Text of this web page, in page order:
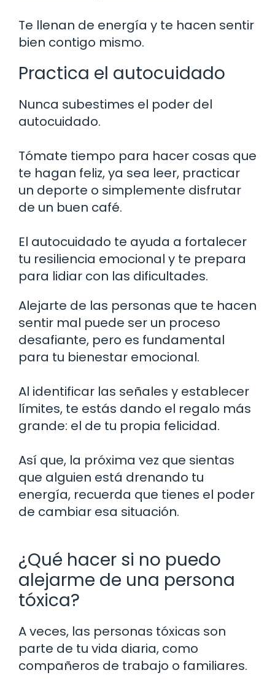
Te llenan de energía y te hacen sentir
bien contigo mismo.
Practica el autocuidado
Nunca subestimes el poder del
autocuidado.
Tómate tiempo para hacer cosas que
te hagan feliz, ya sea leer, practicar
un deporte o simplemente disfrutar
de un buen café.
El autocuidado te ayuda a fortalecer
tu resiliencia emocional y te prepara
para lidiar con las dificultades.
Alejarte de las personas que te hacen
sentir mal puede ser un proceso
desafiante, pero es fundamental
para tu bienestar emocional.
Al identificar las señales y establecer
límites, te estás dando el regalo más
grande: el de tu propia felicidad.
Así que, la próxima vez que sientas
que alguien está drenando tu
energía, recuerda que tienes el poder
de cambiar esa situación.
¿Qué hacer si no puedo
alejarme de una persona
tóxica?
A veces, las personas tóxicas son
parte de tu vida diaria, como
compañeros de trabajo o familiares.